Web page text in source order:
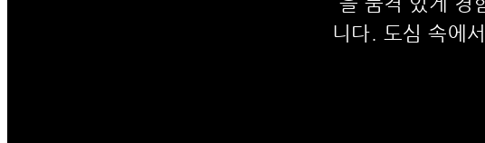
니다. 도심 속에